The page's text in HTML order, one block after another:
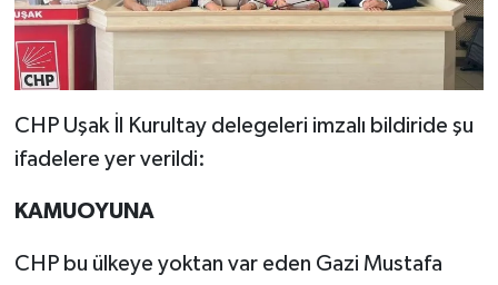
CHP Uşak İl Kurultay delegeleri imzalı bildiride şu
ifadelere yer verildi:
KAMUOYUNA
CHP bu ülkeye yoktan var eden Gazi Mustafa